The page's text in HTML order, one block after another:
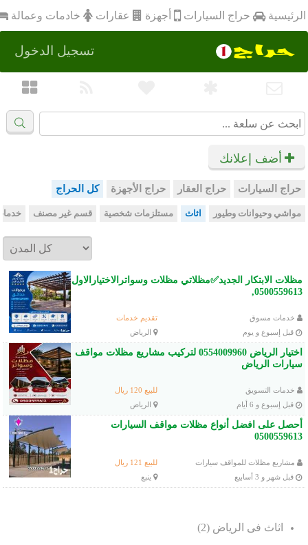
الرئيسية حراج السيارات أجهزة عقارات خادمات وعمالة
تسجيل الدخول
أضف إعلانك
حراج السيارات حراج العقار حراج الأجهزة كل الحراج
مواشي وحيوانات وطيور اثاث مستلزمات شخصية قسم غير مصنف
مظلات الابتكار الجديد✅مظلاتي مظلات وسواترالاختيارالاول
0500559613,
خدمات مسوق
تقديم خدمات
قبل إسبوع و يوم
الرياض
اختيار الرياض 0554009960 لتركيب مشاريع مظلات مواقف
سيارات الرياض
خدمات التسويق
للبيع 120 ريال
قبل إسبوع و 6 أيام
الرياض
أحصل على افضل أنواع مظلات مواقف السيارات
0500559613
مشاريع مظلات للمواقف سيارات
للبيع 121 ريال
قبل شهر و 3 أسابيع
ينبع
.